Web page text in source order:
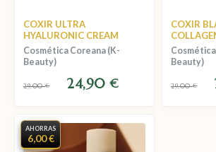
COXIR ULTRA
HYALURONIC CREAM
Cosmética Coreana (K-
Beauty)
29,00€ 24,90€
COXIR
Beauty)
29,00€
AHORRAS
6,00 €